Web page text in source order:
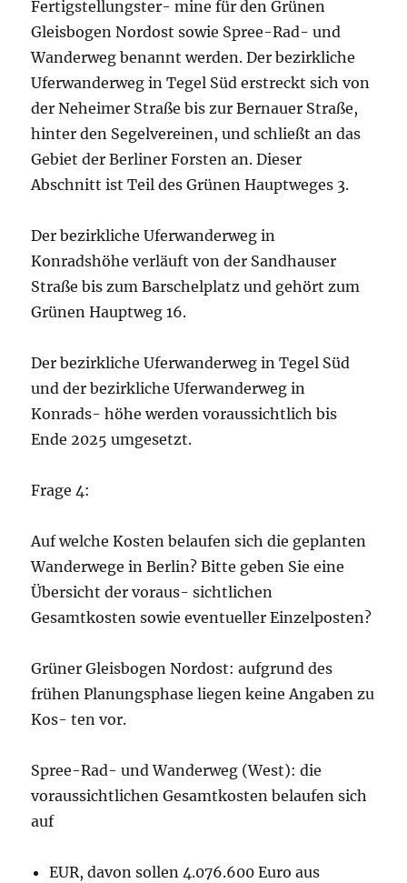
Fertigstellungster- mine für den Grünen
Gleisbogen Nordost sowie Spree-Rad- und
Wanderweg benannt werden. Der bezirkliche
Uferwanderweg in Tegel Süd erstreckt sich von
der Neheimer Straße bis zur Bernauer Straße,
hinter den Segelvereinen, und schließt an das
Gebiet der Berliner Forsten an. Dieser
Abschnitt ist Teil des Grünen Hauptweges 3.
Der bezirkliche Uferwanderweg in
Konradshöhe verläuft von der Sandhauser
Straße bis zum Barschelplatz und gehört zum
Grünen Hauptweg 16.
Der bezirkliche Uferwanderweg in Tegel Süd
und der bezirkliche Uferwanderweg in
Konrads- höhe werden voraussichtlich bis
Ende 2025 umgesetzt.
Frage 4:
Auf welche Kosten belaufen sich die geplanten
Wanderwege in Berlin? Bitte geben Sie eine
Übersicht der voraus- sichtlichen
Gesamtkosten sowie eventueller Einzelposten?
Grüner Gleisbogen Nordost: aufgrund des
frühen Planungsphase liegen keine Angaben zu
Kos- ten vor.
Spree-Rad- und Wanderweg (West): die
voraussichtlichen Gesamtkosten belaufen sich
auf
EUR, davon sollen 4.076.600 Euro aus